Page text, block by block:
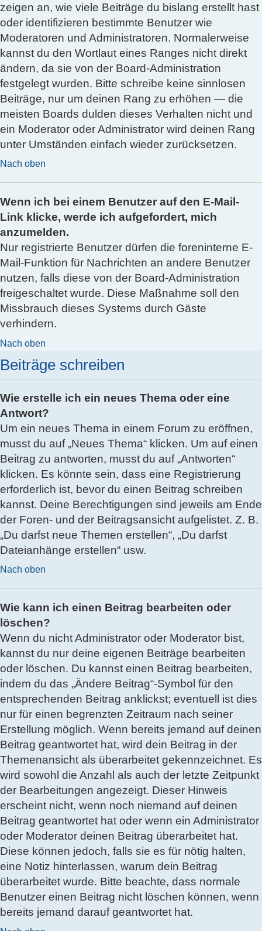
zeigen an, wie viele Beiträge du bislang erstellt hast
oder identifizieren bestimmte Benutzer wie
Moderatoren und Administratoren. Normalerweise
kannst du den Wortlaut eines Ranges nicht direkt
ändern, da sie von der Board-Administration
festgelegt wurden. Bitte schreibe keine sinnlosen
Beiträge, nur um deinen Rang zu erhöhen — die
meisten Boards dulden dieses Verhalten nicht und
ein Moderator oder Administrator wird deinen Rang
unter Umständen einfach wieder zurücksetzen.
Nach oben
Wenn ich bei einem Benutzer auf den E-Mail-
Link klicke, werde ich aufgefordert, mich
anzumelden.
Nur registrierte Benutzer dürfen die foreninterne E-
Mail-Funktion für Nachrichten an andere Benutzer
nutzen, falls diese von der Board-Administration
freigeschaltet wurde. Diese Maßnahme soll den
Missbrauch dieses Systems durch Gäste
verhindern.
Nach oben
Beiträge schreiben
Wie erstelle ich ein neues Thema oder eine
Antwort?
Um ein neues Thema in einem Forum zu eröffnen,
musst du auf „Neues Thema“ klicken. Um auf einen
Beitrag zu antworten, musst du auf „Antworten“
klicken. Es könnte sein, dass eine Registrierung
erforderlich ist, bevor du einen Beitrag schreiben
kannst. Deine Berechtigungen sind jeweils am Ende
der Foren- und der Beitragsansicht aufgelistet. Z. B.
„Du darfst neue Themen erstellen“, „Du darfst
Dateianhänge erstellen“ usw.
Nach oben
Wie kann ich einen Beitrag bearbeiten oder
löschen?
Wenn du nicht Administrator oder Moderator bist,
kannst du nur deine eigenen Beiträge bearbeiten
oder löschen. Du kannst einen Beitrag bearbeiten,
indem du das „Ändere Beitrag“-Symbol für den
entsprechenden Beitrag anklickst; eventuell ist dies
nur für einen begrenzten Zeitraum nach seiner
Erstellung möglich. Wenn bereits jemand auf deinen
Beitrag geantwortet hat, wird dein Beitrag in der
Themenansicht als überarbeitet gekennzeichnet. Es
wird sowohl die Anzahl als auch der letzte Zeitpunkt
der Bearbeitungen angezeigt. Dieser Hinweis
erscheint nicht, wenn noch niemand auf deinen
Beitrag geantwortet hat oder wenn ein Administrator
oder Moderator deinen Beitrag überarbeitet hat.
Diese können jedoch, falls sie es für nötig halten,
eine Notiz hinterlassen, warum dein Beitrag
überarbeitet wurde. Bitte beachte, dass normale
Benutzer einen Beitrag nicht löschen können, wenn
bereits jemand darauf geantwortet hat.